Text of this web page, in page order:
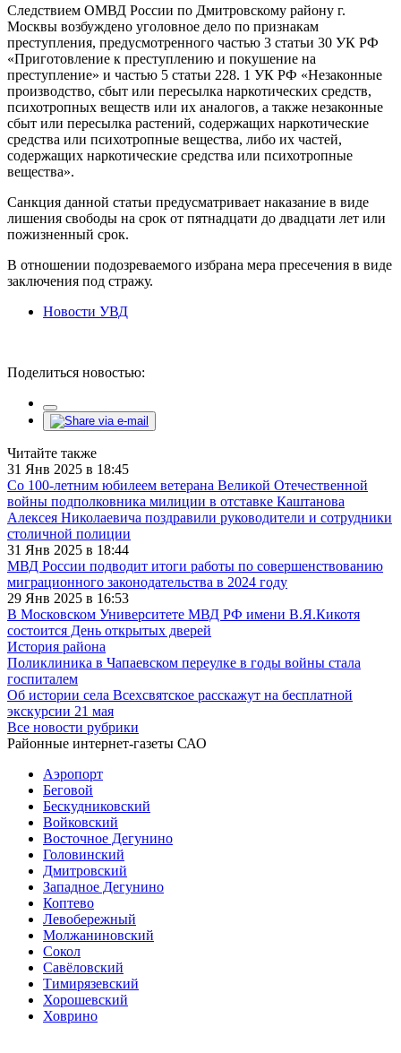
Следствием ОМВД России по Дмитровскому району г.
Москвы возбуждено уголовное дело по признакам
преступления, предусмотренного частью 3 статьи 30 УК РФ
«Приготовление к преступлению и покушение на
преступление» и частью 5 статьи 228. 1 УК РФ «Незаконные
производство, сбыт или пересылка наркотических средств,
психотропных веществ или их аналогов, а также незаконные
сбыт или пересылка растений, содержащих наркотические
средства или психотропные вещества, либо их частей,
содержащих наркотические средства или психотропные
вещества».
Санкция данной статьи предусматривает наказание в виде
лишения свободы на срок от пятнадцати до двадцати лет или
пожизненный срок.
В отношении подозреваемого избрана мера пресечения в виде
заключения под стражу.
Новости УВД
Поделиться новостью:
Читайте также
31 Янв 2025 в 18:45
Со 100-летним юбилеем ветерана Великой Отечественной
войны подполковника милиции в отставке Каштанова
Алексея Николаевича поздравили руководители и сотрудники
столичной полиции
31 Янв 2025 в 18:44
МВД России подводит итоги работы по совершенствованию
миграционного законодательства в 2024 году
29 Янв 2025 в 16:53
В Московском Университете МВД РФ имени В.Я.Кикотя
состоится День открытых дверей
История района
Поликлиника в Чапаевском переулке в годы войны стала
госпиталем
Об истории села Всехсвятское расскажут на бесплатной
экскурсии 21 мая
Все новости рубрики
Районные интернет-газеты САО
Аэропорт
Беговой
Бескудниковский
Войковский
Восточное Дегунино
Головинский
Дмитровский
Западное Дегунино
Коптево
Левобережный
Молжаниновский
Сокол
Савёловский
Тимирязевский
Хорошевский
Ховрино